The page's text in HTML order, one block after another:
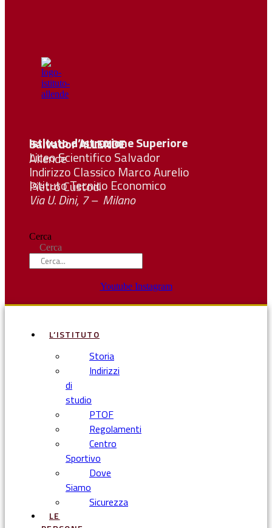
Istituto d’Istruzione Superiore SalvadorALLENDE
Liceo Scientifico Salvador Allende
Indirizzo Classico Marco Aurelio
Istituto Tecnico Economico Pietro Custodi
Via U. Dini, 7 – Milano
Cerca
Cerca
Youtube Instagram
L’ISTITUTO
Storia
Indirizzi
di
studio
PTOF
Regolamenti
Centro
Sportivo
Dove
Siamo
Sicurezza
LE